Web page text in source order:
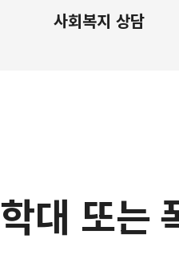
사회복지 상담
학대 또는